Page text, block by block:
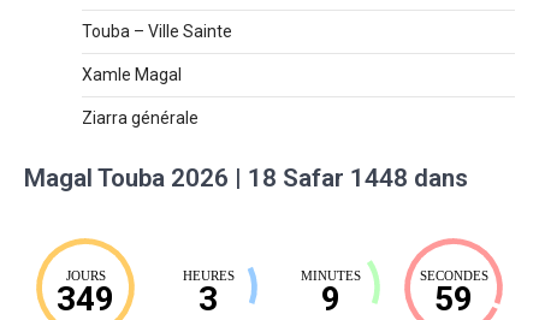
Touba – Ville Sainte
Xamle Magal
Ziarra générale
Magal Touba 2026 | 18 Safar 1448 dans
JOURS
349
HEURES
3
MINUTES
9
SECONDES
57